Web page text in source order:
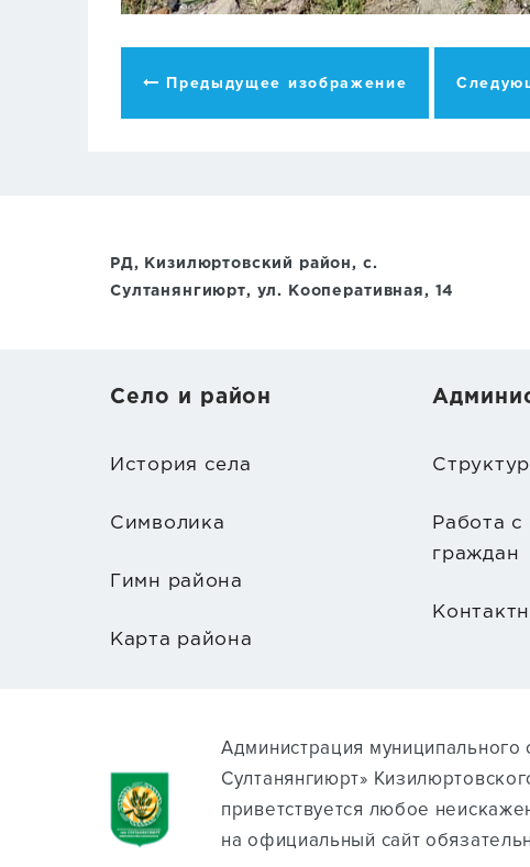
Предыдущее изображение
РД, Кизилюртовский район, с.
Султанянгиюрт, ул. Кооперативная, 14
Село и район
История села
Символика
Гимн района
Карта района
Работа
граждан
Администрация муниципального
Султанянгиюрт»
приветствуется любое
на официальный сайт